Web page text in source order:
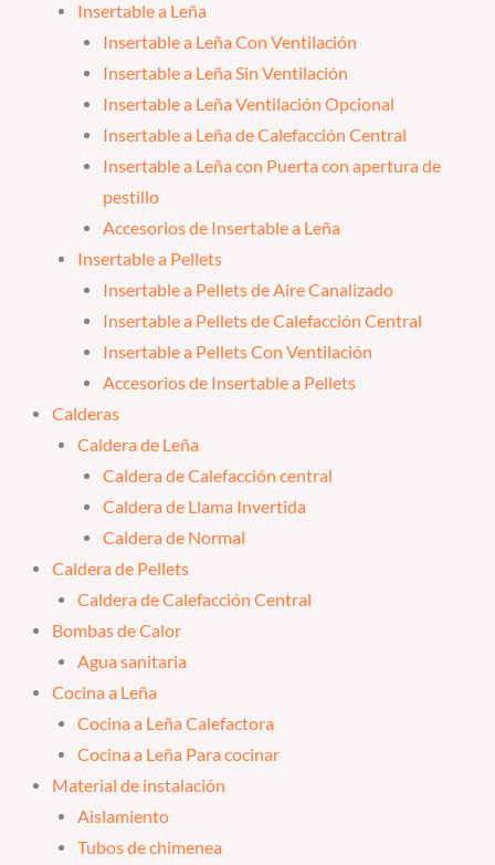
Insertable a Leña
Insertable a Leña Con Ventilación
Insertable a Leña Sin Ventilación
Insertable a Leña Ventilación Opcional
Insertable a Leña de Calefacción Central
Insertable a Leña con Puerta con apertura de
pestillo
Accesorios de Insertable a Leña
Insertable a Pellets
Insertable a Pellets de Aire Canalizado
Insertable a Pellets de Calefacción Central
Insertable a Pellets Con Ventilación
Accesorios de Insertable a Pellets
Calderas
Caldera de Leña
Caldera de Calefacción central
Caldera de Llama Invertida
Caldera de Normal
Caldera de Pellets
Caldera de Calefacción Central
Bombas de Calor
Agua sanitaria
Cocina a Leña
Cocina a Leña Calefactora
Cocina a Leña Para cocinar
Material de instalación
Aislamiento
Tubos de chimenea